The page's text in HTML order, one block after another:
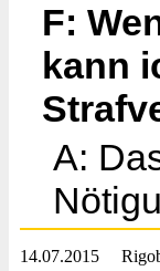
F:
kann
A:
14.07.2015